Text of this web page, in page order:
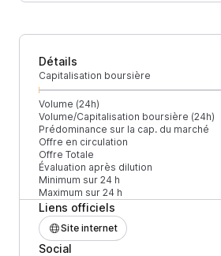
Détails
Capitalisation boursière
Volume (24h)
Volume/Capitalisation boursière (24h)
Prédominance sur la cap. du marché
Offre en circulation
Offre Totale
Évaluation après dilution
Minimum sur 24 h
Maximum sur 24 h
Liens officiels
Site internet
Social